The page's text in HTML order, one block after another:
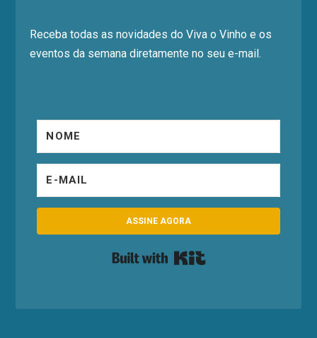
Receba todas as novidades do Viva o Vinho e os
eventos da semana diretamente no seu e-mail.
ASSINE AGORA